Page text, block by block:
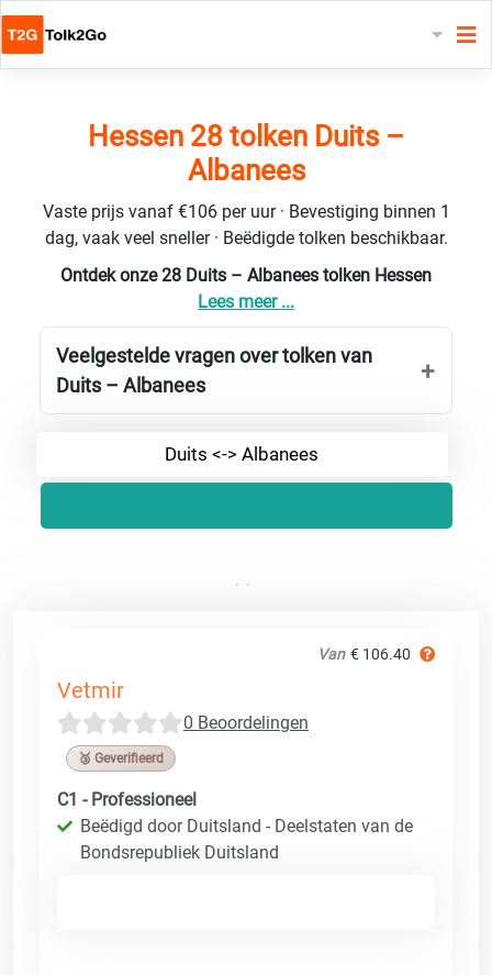
Hessen 28 tolken Duits –
Albanees
Vaste prijs vanaf €106 per uur · Bevestiging binnen 1
dag, vaak veel sneller · Beëdigde tolken beschikbaar.
Ontdek onze 28 Duits – Albanees tolken Hessen
Lees meer ...
Veelgestelde vragen over tolken van
Duits – Albanees
Duits <-> Albanees
Van € 106.40
Vetmir
0 Beoordelingen
🥉 Geverifieerd
C1 - Professioneel
Beëdigd door Duitsland - Deelstaten van de
Bondsrepubliek Duitsland